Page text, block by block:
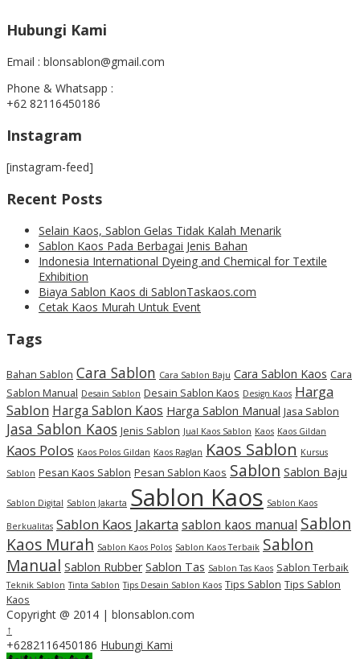
Hubungi Kami
Email : blonsablon@gmail.com
Phone & Whatsapp :
+62 82116450186
Instagram
[instagram-feed]
Recent Posts
Selain Kaos, Sablon Gelas Tidak Kalah Menarik
Sablon Kaos Pada Berbagai Jenis Bahan
Indonesia International Dyeing and Chemical for Textile
Exhibition
Biaya Sablon Kaos di SablonTaskaos.com
Cetak Kaos Murah Untuk Event
Tags
Bahan Sablon Cara Sablon Cara Sablon Baju Cara Sablon Kaos Cara
Sablon Manual Desain Sablon Desain Sablon Kaos Design Kaos Harga
Sablon Harga Sablon Kaos Harga Sablon Manual Jasa Sablon
Jasa Sablon Kaos Jenis Sablon Jual Kaos Sablon Kaos Kaos Gildan
Kaos Polos Kaos Polos Gildan Kaos Raglan Kaos Sablon Kursus
Sablon Pesan Kaos Sablon Pesan Sablon Kaos Sablon Sablon Baju
Sablon Digital Sablon Jakarta Sablon Kaos Sablon Kaos
Berkualitas Sablon Kaos Jakarta sablon kaos manual Sablon
Kaos Murah Sablon Kaos Polos Sablon Kaos Terbaik Sablon
Manual Sablon Rubber Sablon Tas Sablon Tas Kaos Sablon Terbaik
Teknik Sablon Tinta Sablon Tips Desain Sablon Kaos Tips Sablon Tips Sablon
Kaos
Copyright @ 2014 | blonsablon.com
↑
+6282116450186 Hubungi Kami